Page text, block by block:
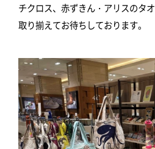
チクロス、赤ずきん・アリスのタ
取り揃えてお待ちしております。